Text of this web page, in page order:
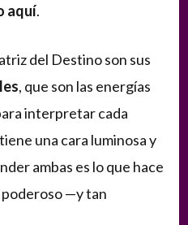
aquí.
del Destino son sus
, que son las energías
interpretar cada
una cara luminosa y
ambas es lo que hace
—y tan